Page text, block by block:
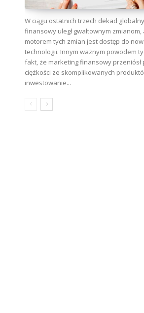
W ciągu ostatnich trzech dekad
finansowy uległ gwałtownym zmianom,
motorem tych zmian jest dostęp do
technologii. Innym ważnym powodem
fakt, że marketing finansowy przeniósł
ciężkości ze skomplikowanych
inwestowanie...